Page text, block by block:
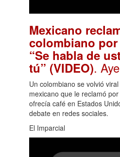
Mexicano
colombiano
“Se habla de
tú” (VIDEO).
Un colombiano se volvió
mexicano que le reclamó
ofrecía café en Estados
debate en redes sociales.
El Imparcial